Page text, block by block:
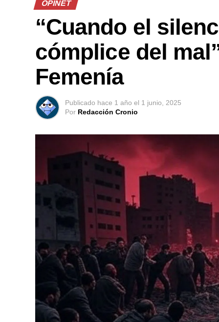
OPINET
“Cuando el
cómplice del
Femenía
Publicado hace 1 año el 1 junio, 2025
Por Redacción Cronio